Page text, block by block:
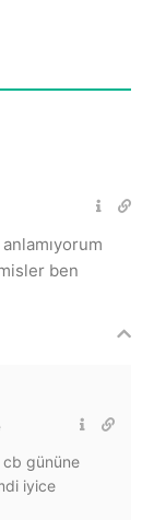
ben
cb gününe
iyice